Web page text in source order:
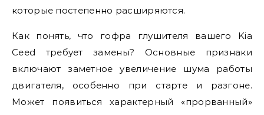
которые постепенно расширяются.
Как понять, что гофра глушителя вашего Kia
Ceed требует замены? Основные признаки
включают заметное увеличение шума работы
двигателя, особенно при старте и разгоне.
Может появиться характерный «прорванный»